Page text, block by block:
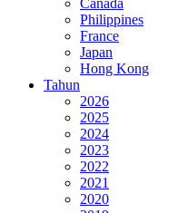
Canada
Philippines
France
Japan
Hong Kong
Tahun
2026
2025
2024
2023
2022
2021
2020